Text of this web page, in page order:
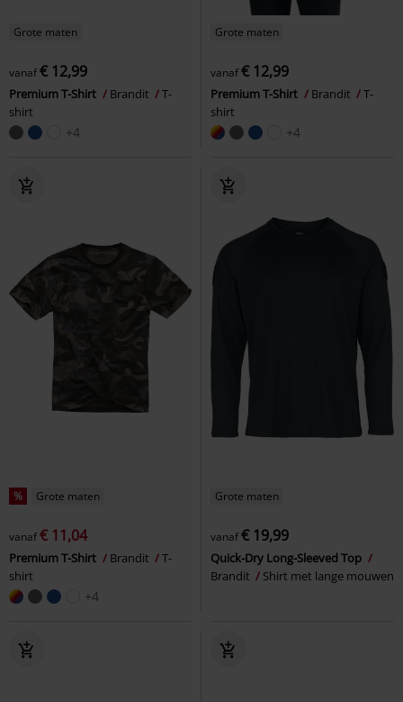
Grote maten
vanaf€ 12,99
Premium T-Shirt Brandit
T-
shirt
+4
Grote maten
vanaf€ 12,99
Premium T-Shirt Brandit
T-
shirt
+4
% Grote maten
vanaf€ 11,04
Premium T-Shirt Brandit
T-
shirt
+4
Grote maten
vanaf€ 19,99
Quick-Dry Long-Sleeved Top
Brandit
Shirt met lange mouwen